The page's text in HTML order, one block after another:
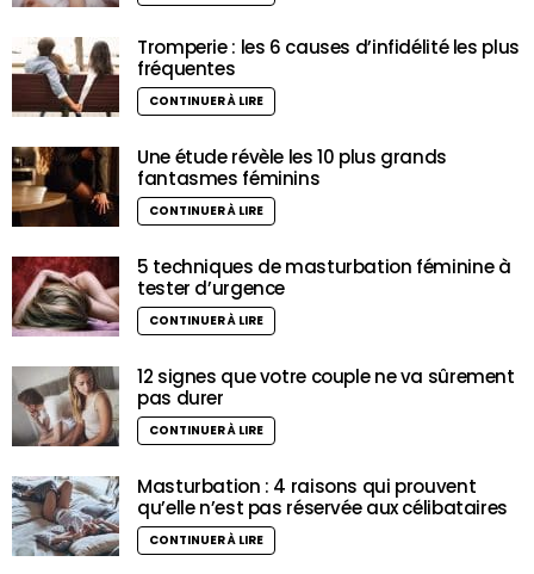
Tromperie : les 6 causes d’infidélité les plus
fréquentes
CONTINUER À LIRE
Une étude révèle les 10 plus grands
fantasmes féminins
CONTINUER À LIRE
5 techniques de masturbation féminine à
tester d’urgence
CONTINUER À LIRE
12 signes que votre couple ne va sûrement
pas durer
CONTINUER À LIRE
Masturbation : 4 raisons qui prouvent
qu’elle n’est pas réservée aux célibataires
CONTINUER À LIRE